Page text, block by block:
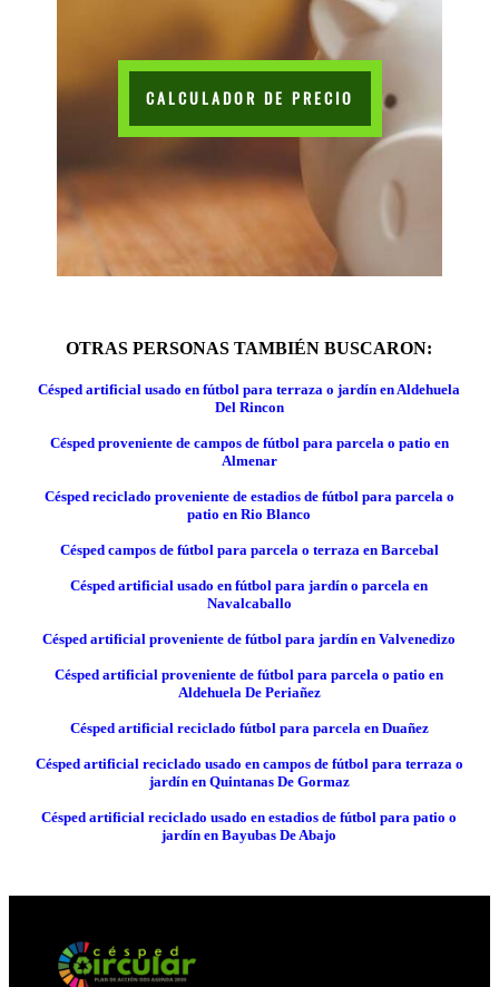
CALCULADOR DE PRECIO
OTRAS PERSONAS TAMBIÉN BUSCARON:
Césped artificial usado en fútbol para terraza o jardín en Aldehuela
Del Rincon
Césped proveniente de campos de fútbol para parcela o patio en
Almenar
Césped reciclado proveniente de estadios de fútbol para parcela o
patio en Rio Blanco
Césped campos de fútbol para parcela o terraza en Barcebal
Césped artificial usado en fútbol para jardín o parcela en
Navalcaballo
Césped artificial proveniente de fútbol para jardín en Valvenedizo
Césped artificial proveniente de fútbol para parcela o patio en
Aldehuela De Periañez
Césped artificial reciclado fútbol para parcela en Duañez
Césped artificial reciclado usado en campos de fútbol para terraza o
jardín en Quintanas De Gormaz
Césped artificial reciclado usado en estadios de fútbol para patio o
jardín en Bayubas De Abajo